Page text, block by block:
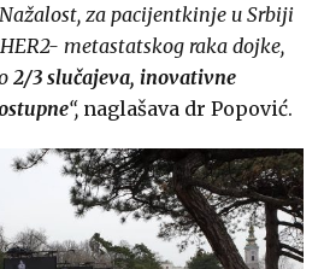
za pacijentkinje u Srbiji
metastatskog raka dojke,
2/3 slučajeva, inovativne
“, naglašava dr Popović.